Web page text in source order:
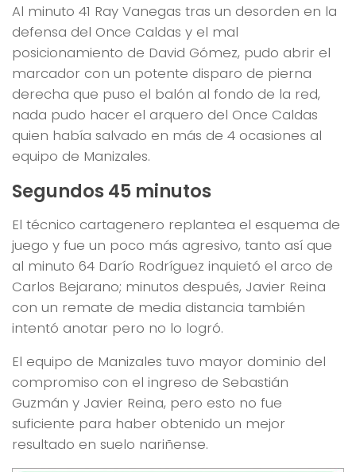
Al minuto 41 Ray Vanegas tras un desorden en la
defensa del Once Caldas y el mal
posicionamiento de David Gómez, pudo abrir el
marcador con un potente disparo de pierna
derecha que puso el balón al fondo de la red,
nada pudo hacer el arquero del Once Caldas
quien había salvado en más de 4 ocasiones al
equipo de Manizales.
Segundos 45 minutos
El técnico cartagenero replantea el esquema de
juego y fue un poco más agresivo, tanto así que
al minuto 64 Darío Rodríguez inquietó el arco de
Carlos Bejarano; minutos después, Javier Reina
con un remate de media distancia también
intentó anotar pero no lo logró.
El equipo de Manizales tuvo mayor dominio del
compromiso con el ingreso de Sebastián
Guzmán y Javier Reina, pero esto no fue
suficiente para haber obtenido un mejor
resultado en suelo nariñense.